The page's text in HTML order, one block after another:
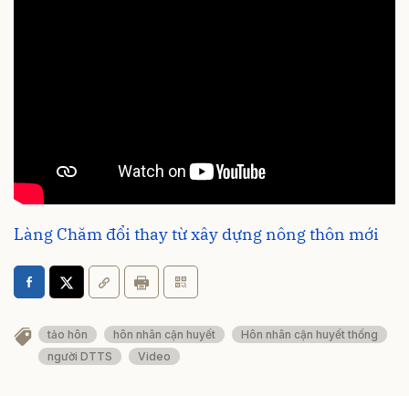
Làng Chăm đổi thay từ xây dựng nông thôn mới
tảo hôn hôn nhân cận huyết
Hôn nhân cận huyết thống
người DTTS
Video